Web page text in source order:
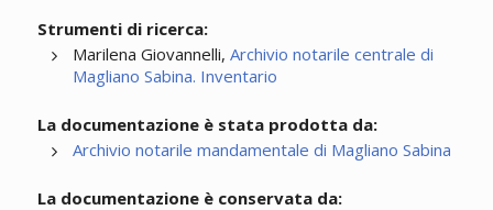
Strumenti di ricerca:
Marilena Giovannelli, Archivio notarile centrale di
Magliano Sabina. Inventario
La documentazione è stata prodotta da:
Archivio notarile mandamentale di Magliano Sabina
La documentazione è conservata da: